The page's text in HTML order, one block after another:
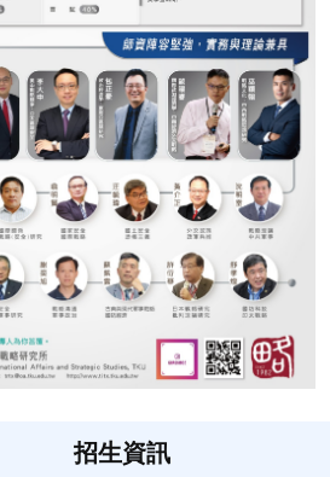
招生資訊